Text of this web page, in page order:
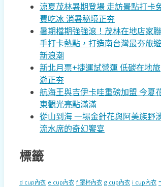
涼夏茂林暑期登場 走訪景點打卡
費吃冰 消暑秘境正夯
暑期檔期強強滾！茂林在地店家聯
手打卡熱點，打造南台灣最夯旅遊
新浪潮
新北月票+捷運試營運 低碳在地旅
遊正夯
航海王與吉伊卡哇重磅加盟 今夏
東觀光亮點滿滿
從山到海 一場金針花與阿美族野
流水席的奇幻饗宴
標籤
d cup內衣 e cup內衣 f 罩杯內衣 g cup內衣 i cup內衣